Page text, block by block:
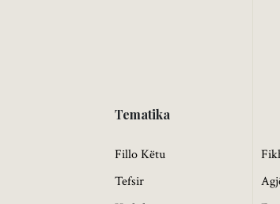
Tematika
Fillo Këtu
Tefsir